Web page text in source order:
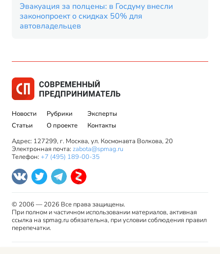
Эвакуация за полцены: в Госдуму внесли
законопроект о скидках 50% для
автовладельцев
Новости
Статьи
Рубрики
О проекте
Эксперты
Контакты
Адрес: 127299, г. Москва, ул. Космонавта Волкова, 20
Электронная почта: zabota@spmag.ru
Телефон: +7 (495) 189-00-35
© 2006 — 2026 Все права защищены.
При полном и частичном использовании материалов, активная
ссылка на spmag.ru обязательна, при условии соблюдения правил
перепечатки.